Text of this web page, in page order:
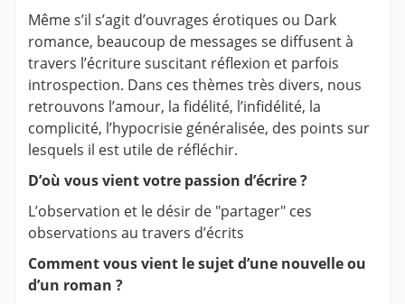
Même s’il s’agit d’ouvrages érotiques ou Dark
romance, beaucoup de messages se diffusent à
travers l’écriture suscitant réflexion et parfois
introspection. Dans ces thèmes très divers, nous
retrouvons l’amour, la fidélité, l’infidélité, la
complicité, l’hypocrisie généralisée, des points sur
lesquels il est utile de réfléchir.
D’où vous vient votre passion d’écrire ?
L’observation et le désir de "partager" ces
observations au travers d’écrits
Comment vous vient le sujet d’une nouvelle ou
d’un roman ?